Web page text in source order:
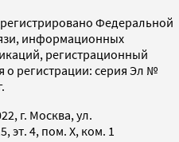
Федеральной
информационных
регистрационный
о регистрации: серия Эл №
г. Москва, ул.
эт. 4, пом. X, ком. 1